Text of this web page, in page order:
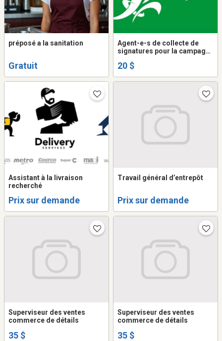
préposé a la sanitation
Gratuit
Agent-e-s de collecte de
signatures pour la campagne
20 $
Assistant à la livraison
recherché
Prix sur demande
Travail général d’entrepôt
Prix sur demande
Superviseur des ventes
commerce de détails
35 $
Superviseur des ventes
commerce de détails
35 $